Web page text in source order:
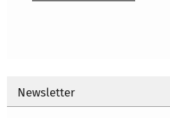
Newsletter